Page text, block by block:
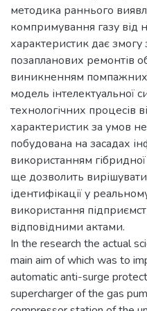
методика раннього
компримування газу від
характеристик дає змогу
позапланових ремонтів
виникненням помпажних
модель інтелектуальної
технологічних процесів
характеристик за умов
побудована на засадах
використанням
ще дозволить
ідентифікації у
використання
відповідними актами.
In the research the actual
main aim of which was to
automatic anti-surge
supercharger of the gas